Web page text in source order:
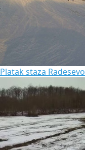
Platak staza Radesevo